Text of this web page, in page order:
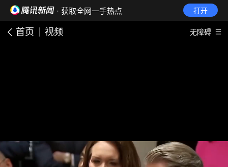
· 获取全网一手热点 打开
首页 视频 无障碍